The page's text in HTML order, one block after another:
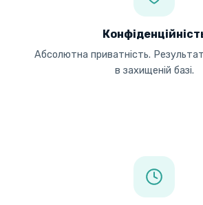
Абсолютна приватність.
в захищеній базі.